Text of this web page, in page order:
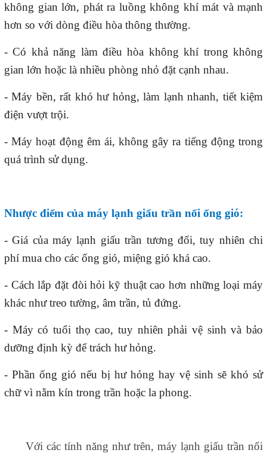
không gian lớn, phát ra luồng không khí mát và mạnh
hơn so với dòng điều hòa thông thường.
- Có khả năng làm điều hòa không khí trong không
gian lớn hoặc là nhiều phòng nhỏ đặt cạnh nhau.
- Máy bền, rất khó hư hỏng, làm lạnh nhanh, tiết kiệm
điện vượt trội.
- Máy hoạt động êm ái, không gây ra tiếng động trong
quá trình sử dụng.
Nhược điểm của máy lạnh giấu trần nối ống gió:
- Giá của máy lạnh giấu trần tương đối, tuy nhiên chi
phí mua cho các ống gió, miệng gió khá cao.
- Cách lắp đặt đòi hỏi kỹ thuật cao hơn những loại máy
khác như treo tường, âm trần, tủ đứng.
- Máy có tuổi thọ cao, tuy nhiên phải vệ sinh và bảo
dưỡng định kỳ để trách hư hỏng.
- Phần ống gió nếu bị hư hỏng hay vệ sinh sẽ khó sử
chữ vì nằm kín trong trần hoặc la phong.
Với các tính năng như trên, máy lạnh giấu trần nối